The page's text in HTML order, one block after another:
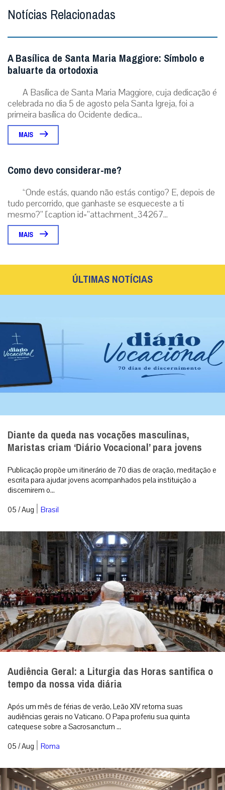
Notícias Relacionadas
A Basílica de Santa Maria Maggiore: Símbolo e
baluarte da ortodoxia
A Basílica de Santa Maria Maggiore, cuja dedicação é
celebrada no dia 5 de agosto pela Santa Igreja, foi a
primeira basílica do Ocidente dedica...
MAIS
Como devo considerar-me?
“Onde estás, quando não estás contigo? E, depois de
tudo percorrido, que ganhaste se esqueceste a ti
mesmo?” [caption id=”attachment_34267...
MAIS
ÚLTIMAS NOTÍCIAS
Diante da queda nas vocações masculinas,
Maristas criam ‘Diário Vocacional’ para jovens
Publicação propõe um itinerário de 70 dias de oração, meditação e
escrita para ajudar jovens acompanhados pela instituição a
discernirem o...
05 / Aug | Brasil
Audiência Geral: a Liturgia das Horas santifica o
tempo da nossa vida diária
Após um mês de férias de verão, Leão XIV retoma suas
audiências gerais no Vaticano. O Papa proferiu sua quinta
catequese sobre a Sacrosanctum ...
05 / Aug | Roma